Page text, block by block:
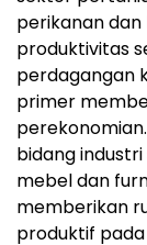
perikanan
produktivitas
perdagangan
primer
bidang
mebel dan
memberikan
produktif